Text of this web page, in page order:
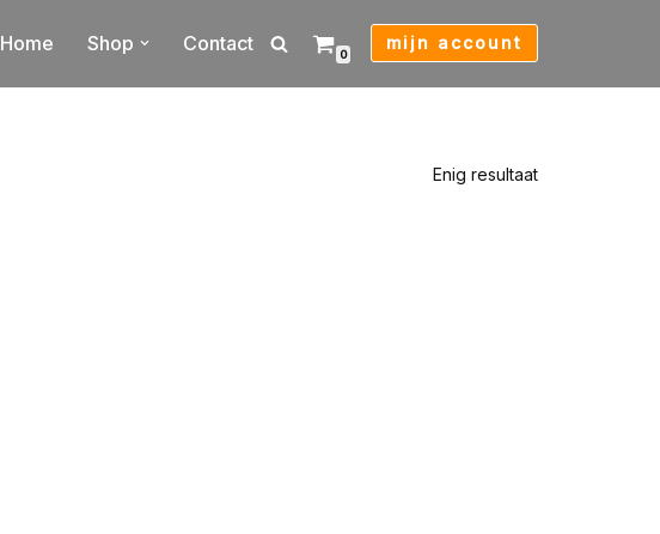
Home Shop Contact 0
mijn account
Enig resultaat